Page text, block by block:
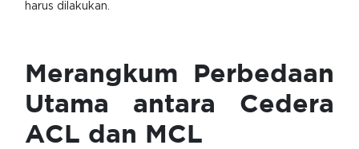
harus dilakukan.
Merangkum Perbedaan
Utama antara Cedera
ACL dan MCL